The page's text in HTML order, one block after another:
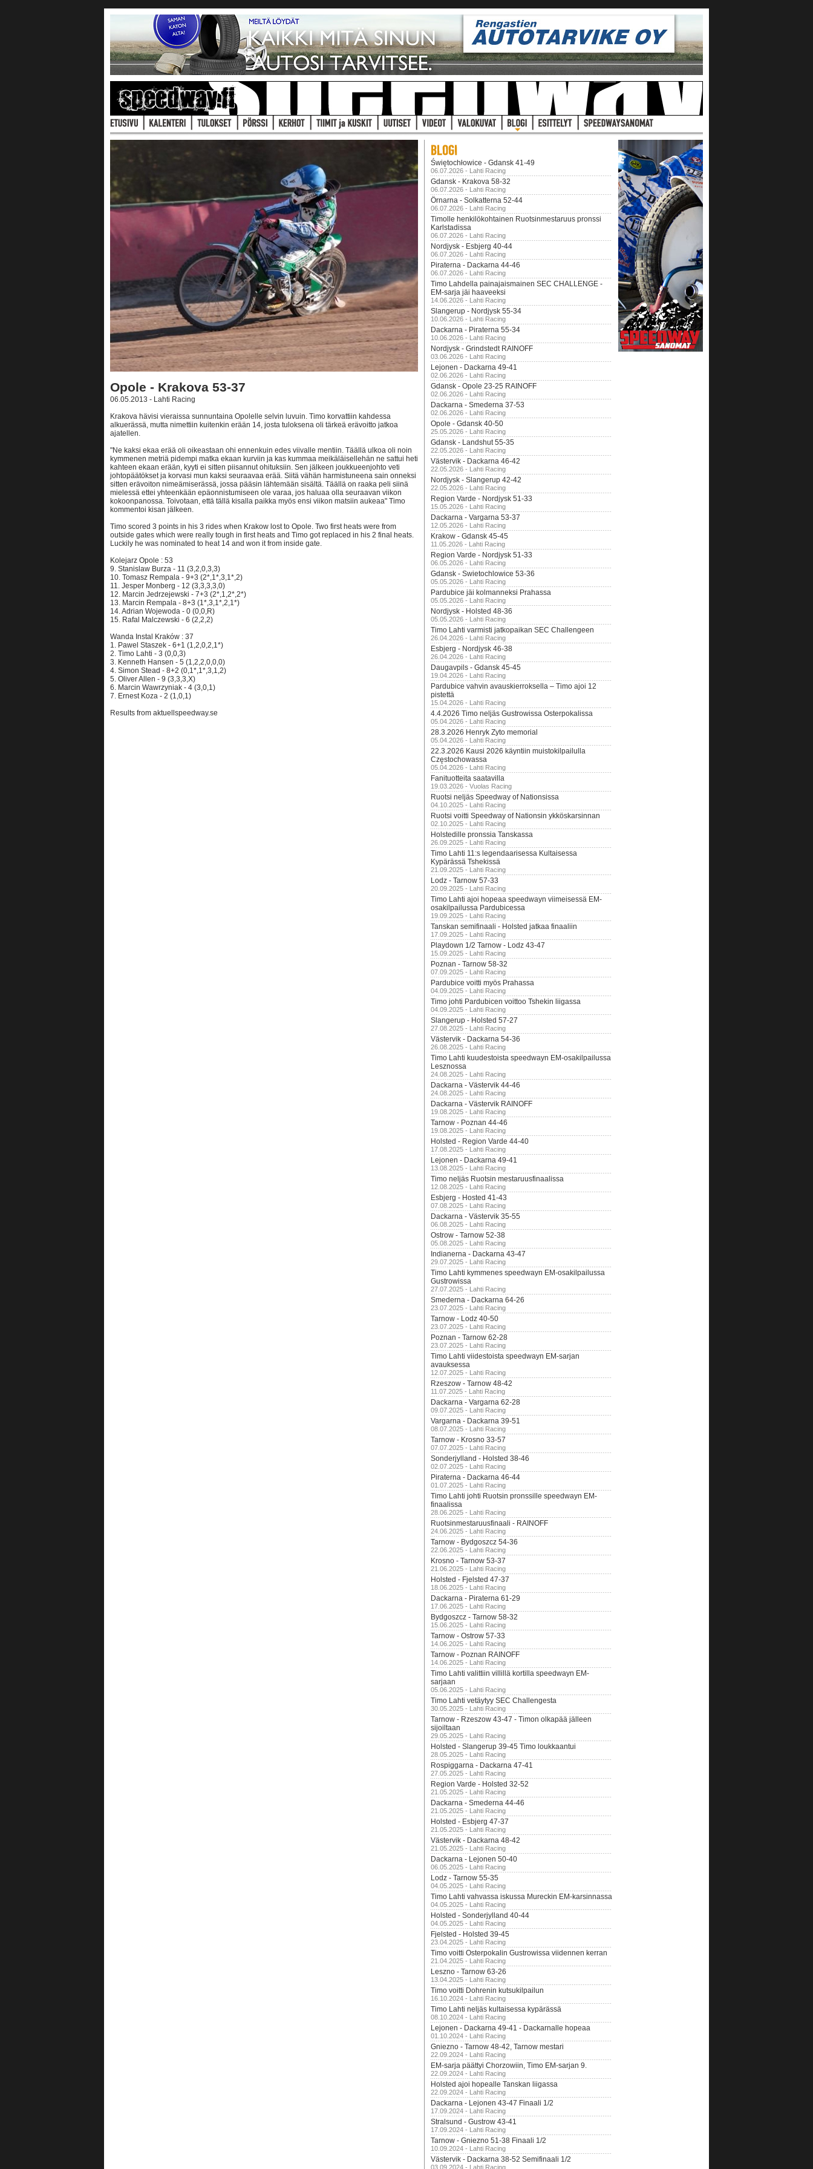
Opole - Krakova 53-37
06.05.2013 - Lahti Racing
Krakova hävisi vieraissa sunnuntaina Opolelle selvin luvuin. Timo korvattiin kahdessa
alkuerässä, mutta nimettiin kuitenkin erään 14, josta tuloksena oli tärkeä erävoitto jatkoa
ajatellen.
"Ne kaksi ekaa erää oli oikeastaan ohi ennenkuin edes viivalle mentiin. Täällä ulkoa oli noin
kymmenen metriä pidempi matka ekaan kurviin ja kas kummaa meikäläisellehän ne sattui heti
kahteen ekaan erään, kyyti ei sitten piisannut ohituksiin. Sen jälkeen joukkueenjohto veti
johtopäätökset ja korvasi mun kaksi seuraavaa erää. Siitä vähän harmistuneena sain onneksi
sitten erävoiton nimeämiserässä, jossa pääsin lähtemään sisältä. Täällä on raaka peli siinä
mielessä ettei yhteenkään epäonnistumiseen ole varaa, jos haluaa olla seuraavan viikon
kokoonpanossa. Toivotaan, että tällä kisalla paikka myös ensi viikon matsiin aukeaa" Timo
kommentoi kisan jälkeen.
Timo scored 3 points in his 3 rides when Krakow lost to Opole. Two first heats were from
outside gates which were really tough in first heats and Timo got replaced in his 2 final heats.
Luckily he was nominated to heat 14 and won it from inside gate.
Kolejarz Opole : 53
9. Stanislaw Burza - 11 (3,2,0,3,3)
10. Tomasz Rempala - 9+3 (2*,1*,3,1*,2)
11. Jesper Monberg - 12 (3,3,3,3,0)
12. Marcin Jedrzejewski - 7+3 (2*,1,2*,2*)
13. Marcin Rempala - 8+3 (1*,3,1*,2,1*)
14. Adrian Wojewoda - 0 (0,0,R)
15. Rafal Malczewski - 6 (2,2,2)
Wanda Instal Kraków : 37
1. Pawel Staszek - 6+1 (1,2,0,2,1*)
2. Timo Lahti - 3 (0,0,3)
3. Kenneth Hansen - 5 (1,2,2,0,0,0)
4. Simon Stead - 8+2 (0,1*,1*,3,1,2)
5. Oliver Allen - 9 (3,3,3,X)
6. Marcin Wawrzyniak - 4 (3,0,1)
7. Ernest Koza - 2 (1,0,1)
Results from aktuellspeedway.se
Świętochłowice - Gdansk 41-49
06.07.2026 - Lahti Racing
Gdansk - Krakova 58-32
06.07.2026 - Lahti Racing
Örnarna - Solkatterna 52-44
06.07.2026 - Lahti Racing
Timolle henkilökohtainen Ruotsinmestaruus pronssi
Karlstadissa
06.07.2026 - Lahti Racing
Nordjysk - Esbjerg 40-44
06.07.2026 - Lahti Racing
Piraterna - Dackarna 44-46
06.07.2026 - Lahti Racing
Timo Lahdella painajaismainen SEC CHALLENGE -
EM-sarja jäi haaveeksi
14.06.2026 - Lahti Racing
Slangerup - Nordjysk 55-34
10.06.2026 - Lahti Racing
Dackarna - Piraterna 55-34
10.06.2026 - Lahti Racing
Nordjysk - Grindstedt RAINOFF
03.06.2026 - Lahti Racing
Lejonen - Dackarna 49-41
02.06.2026 - Lahti Racing
Gdansk - Opole 23-25 RAINOFF
02.06.2026 - Lahti Racing
Dackarna - Smederna 37-53
02.06.2026 - Lahti Racing
Opole - Gdansk 40-50
25.05.2026 - Lahti Racing
Gdansk - Landshut 55-35
22.05.2026 - Lahti Racing
Västervik - Dackarna 46-42
22.05.2026 - Lahti Racing
Nordjysk - Slangerup 42-42
22.05.2026 - Lahti Racing
Region Varde - Nordjysk 51-33
15.05.2026 - Lahti Racing
Dackarna - Vargarna 53-37
12.05.2026 - Lahti Racing
Krakow - Gdansk 45-45
11.05.2026 - Lahti Racing
Region Varde - Nordjysk 51-33
06.05.2026 - Lahti Racing
Gdansk - Swietochlowice 53-36
05.05.2026 - Lahti Racing
Pardubice jäi kolmanneksi Prahassa
05.05.2026 - Lahti Racing
Nordjysk - Holsted 48-36
05.05.2026 - Lahti Racing
Timo Lahti varmisti jatkopaikan SEC Challengeen
26.04.2026 - Lahti Racing
Esbjerg - Nordjysk 46-38
26.04.2026 - Lahti Racing
Daugavpils - Gdansk 45-45
19.04.2026 - Lahti Racing
Pardubice vahvin avauskierroksella – Timo ajoi 12
pistettä
15.04.2026 - Lahti Racing
4.4.2026 Timo neljäs Gustrowissa Osterpokalissa
05.04.2026 - Lahti Racing
28.3.2026 Henryk Zyto memorial
05.04.2026 - Lahti Racing
22.3.2026 Kausi 2026 käyntiin muistokilpailulla
Częstochowassa
05.04.2026 - Lahti Racing
Fanituotteita saatavilla
19.03.2026 - Vuolas Racing
Ruotsi neljäs Speedway of Nationsissa
04.10.2025 - Lahti Racing
Ruotsi voitti Speedway of Nationsin ykköskarsinnan
02.10.2025 - Lahti Racing
Holstedille pronssia Tanskassa
26.09.2025 - Lahti Racing
Timo Lahti 11:s legendaarisessa Kultaisessa
Kypärässä Tshekissä
21.09.2025 - Lahti Racing
Lodz - Tarnow 57-33
20.09.2025 - Lahti Racing
Timo Lahti ajoi hopeaa speedwayn viimeisessä EM-
osakilpailussa Pardubicessa
19.09.2025 - Lahti Racing
Tanskan semifinaali - Holsted jatkaa finaaliin
17.09.2025 - Lahti Racing
Playdown 1/2 Tarnow - Lodz 43-47
15.09.2025 - Lahti Racing
Poznan - Tarnow 58-32
07.09.2025 - Lahti Racing
Pardubice voitti myös Prahassa
04.09.2025 - Lahti Racing
Timo johti Pardubicen voittoo Tshekin liigassa
04.09.2025 - Lahti Racing
Slangerup - Holsted 57-27
27.08.2025 - Lahti Racing
Västervik - Dackarna 54-36
26.08.2025 - Lahti Racing
Timo Lahti kuudestoista speedwayn EM-osakilpailussa
Lesznossa
24.08.2025 - Lahti Racing
Dackarna - Västervik 44-46
24.08.2025 - Lahti Racing
Dackarna - Västervik RAINOFF
19.08.2025 - Lahti Racing
Tarnow - Poznan 44-46
19.08.2025 - Lahti Racing
Holsted - Region Varde 44-40
17.08.2025 - Lahti Racing
Lejonen - Dackarna 49-41
13.08.2025 - Lahti Racing
Timo neljäs Ruotsin mestaruusfinaalissa
12.08.2025 - Lahti Racing
Esbjerg - Hosted 41-43
07.08.2025 - Lahti Racing
Dackarna - Västervik 35-55
06.08.2025 - Lahti Racing
Ostrow - Tarnow 52-38
05.08.2025 - Lahti Racing
Indianerna - Dackarna 43-47
29.07.2025 - Lahti Racing
Timo Lahti kymmenes speedwayn EM-osakilpailussa
Gustrowissa
27.07.2025 - Lahti Racing
Smederna - Dackarna 64-26
23.07.2025 - Lahti Racing
Tarnow - Lodz 40-50
23.07.2025 - Lahti Racing
Poznan - Tarnow 62-28
23.07.2025 - Lahti Racing
Timo Lahti viidestoista speedwayn EM-sarjan
avauksessa
12.07.2025 - Lahti Racing
Rzeszow - Tarnow 48-42
11.07.2025 - Lahti Racing
Dackarna - Vargarna 62-28
09.07.2025 - Lahti Racing
Vargarna - Dackarna 39-51
08.07.2025 - Lahti Racing
Tarnow - Krosno 33-57
07.07.2025 - Lahti Racing
Sonderjylland - Holsted 38-46
02.07.2025 - Lahti Racing
Piraterna - Dackarna 46-44
01.07.2025 - Lahti Racing
Timo Lahti johti Ruotsin pronssille speedwayn EM-
finaalissa
28.06.2025 - Lahti Racing
Ruotsinmestaruusfinaali - RAINOFF
24.06.2025 - Lahti Racing
Tarnow - Bydgoszcz 54-36
22.06.2025 - Lahti Racing
Krosno - Tarnow 53-37
21.06.2025 - Lahti Racing
Holsted - Fjelsted 47-37
18.06.2025 - Lahti Racing
Dackarna - Piraterna 61-29
17.06.2025 - Lahti Racing
Bydgoszcz - Tarnow 58-32
15.06.2025 - Lahti Racing
Tarnow - Ostrow 57-33
14.06.2025 - Lahti Racing
Tarnow - Poznan RAINOFF
14.06.2025 - Lahti Racing
Timo Lahti valittiin villillä kortilla speedwayn EM-
sarjaan
05.06.2025 - Lahti Racing
Timo Lahti vetäytyy SEC Challengesta
30.05.2025 - Lahti Racing
Tarnow - Rzeszow 43-47 - Timon olkapää jälleen
sijoiltaan
29.05.2025 - Lahti Racing
Holsted - Slangerup 39-45 Timo loukkaantui
28.05.2025 - Lahti Racing
Rospiggarna - Dackarna 47-41
27.05.2025 - Lahti Racing
Region Varde - Holsted 32-52
21.05.2025 - Lahti Racing
Dackarna - Smederna 44-46
21.05.2025 - Lahti Racing
Holsted - Esbjerg 47-37
21.05.2025 - Lahti Racing
Västervik - Dackarna 48-42
21.05.2025 - Lahti Racing
Dackarna - Lejonen 50-40
06.05.2025 - Lahti Racing
Lodz - Tarnow 55-35
04.05.2025 - Lahti Racing
Timo Lahti vahvassa iskussa Mureckin EM-karsinnassa
04.05.2025 - Lahti Racing
Holsted - Sonderjylland 40-44
04.05.2025 - Lahti Racing
Fjelsted - Holsted 39-45
23.04.2025 - Lahti Racing
Timo voitti Osterpokalin Gustrowissa viidennen kerran
21.04.2025 - Lahti Racing
Leszno - Tarnow 63-26
13.04.2025 - Lahti Racing
Timo voitti Dohrenin kutsukilpailun
16.10.2024 - Lahti Racing
Timo Lahti neljäs kultaisessa kypärässä
08.10.2024 - Lahti Racing
Lejonen - Dackarna 49-41 - Dackarnalle hopeaa
01.10.2024 - Lahti Racing
Gniezno - Tarnow 48-42, Tarnow mestari
22.09.2024 - Lahti Racing
EM-sarja päättyi Chorzowiin, Timo EM-sarjan 9.
22.09.2024 - Lahti Racing
Holsted ajoi hopealle Tanskan liigassa
22.09.2024 - Lahti Racing
Dackarna - Lejonen 43-47 Finaali 1/2
17.09.2024 - Lahti Racing
Stralsund - Gustrow 43-41
17.09.2024 - Lahti Racing
Tarnow - Gniezno 51-38 Finaali 1/2
10.09.2024 - Lahti Racing
Västervik - Dackarna 38-52 Semifinaali 1/2
03.09.2024 - Lahti Racing